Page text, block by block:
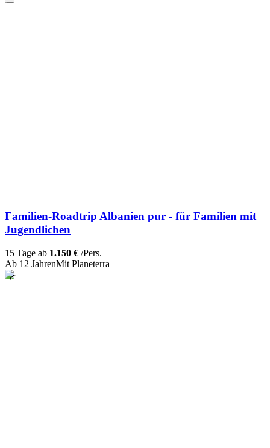
Familien-Roadtrip Albanien pur - für Familien mit
Jugendlichen
15 Tage ab 1.150 € /Pers.
Ab 12 JahrenMit Planeterra